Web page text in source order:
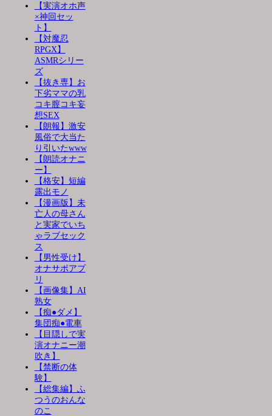
【実演オホ声
×神回セッ
ト】
【対魔忍
RPGX】
ASMRシリー
ズ
【抜き専】お
下劣ママの乳
コキ膣コキ妄
想SEX
【朗報】激安
風俗で大当た
り引いたwww
【朗読オナニ
ー】
【格安】短編
露出モノ
【漫画版】未
亡人の母さん
と実家でいち
ゃラブセック
ス
【男性受け】
オナサポアプ
リ
【画像集】AI
熟女
【痴●ダメ】
集団痴●電車
【目隠しで実
演オナニー潮
吹き】
【禁断の体
験】
【総集編】ふ
つうのおんな
のこ